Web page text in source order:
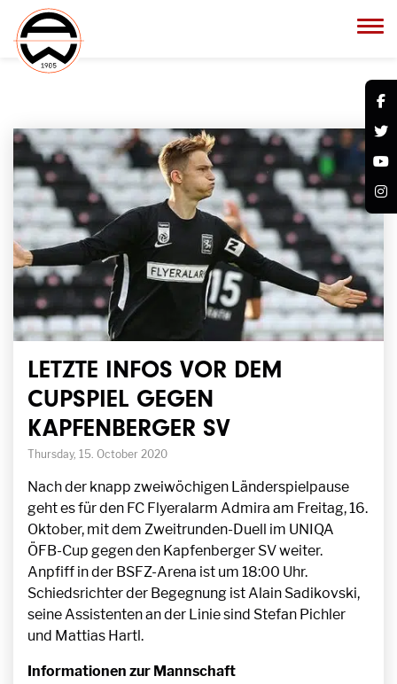
LETZTE INFOS VOR DEM
CUPSPIEL GEGEN
KAPFENBERGER SV
Thursday, 15. October 2020
Nach der knapp zweiwöchigen Länderspielpause
geht es für den FC Flyeralarm Admira am Freitag, 16.
Oktober, mit dem Zweitrunden-Duell im UNIQA
ÖFB-Cup gegen den Kapfenberger SV weiter.
Anpfiff in der BSFZ-Arena ist um 18:00 Uhr.
Schiedsrichter der Begegnung ist Alain Sadikovski,
seine Assistenten an der Linie sind Stefan Pichler
und Mattias Hartl.
Informationen zur Mannschaft